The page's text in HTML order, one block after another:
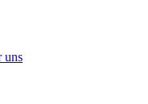
uns